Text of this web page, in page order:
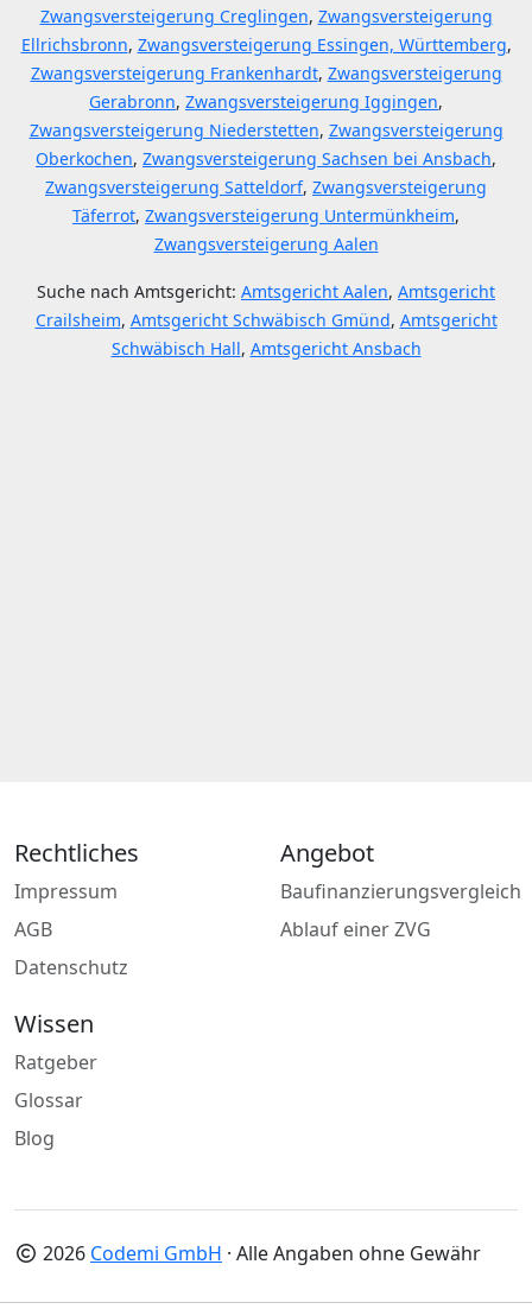
Zwangsversteigerung Creglingen, Zwangsversteigerung
Ellrichsbronn, Zwangsversteigerung Essingen, Württemberg,
Zwangsversteigerung Frankenhardt, Zwangsversteigerung
Gerabronn, Zwangsversteigerung Iggingen,
Zwangsversteigerung Niederstetten, Zwangsversteigerung
Oberkochen, Zwangsversteigerung Sachsen bei Ansbach,
Zwangsversteigerung Satteldorf, Zwangsversteigerung
Täferrot, Zwangsversteigerung Untermünkheim,
Zwangsversteigerung Aalen
Suche nach Amtsgericht: Amtsgericht Aalen, Amtsgericht
Crailsheim, Amtsgericht Schwäbisch Gmünd, Amtsgericht
Schwäbisch Hall, Amtsgericht Ansbach
Rechtliches
Impressum
AGB
Datenschutz
Angebot
Baufinanzierungsvergleich
Ablauf einer ZVG
Wissen
Ratgeber
Glossar
Blog
2026 Codemi GmbH · Alle Angaben ohne Gewähr